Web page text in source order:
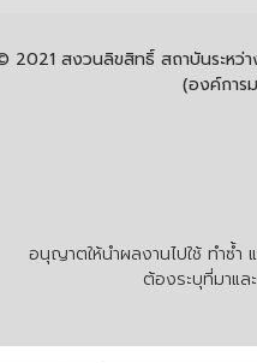
อนุญาตให้นำผลงานไปใช้ ทำซ้
ต้องระบุที่มาแล
2021 สงวนลิขสิทธิ์ สถาบันระหว่า
(องค์การ